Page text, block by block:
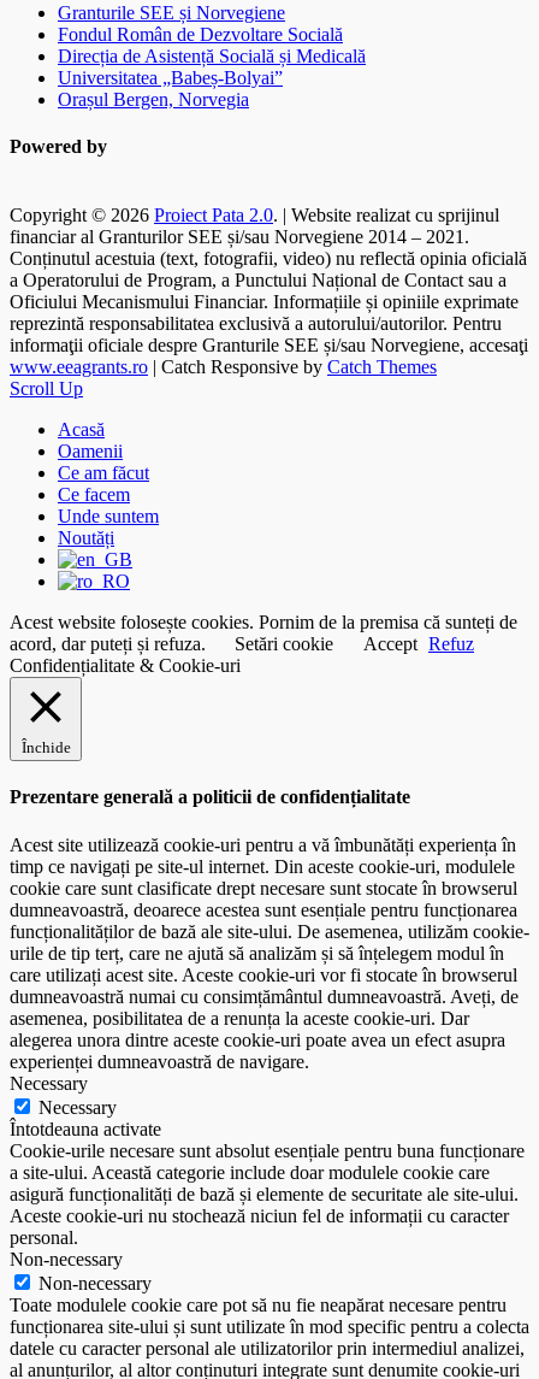
Granturile SEE și Norvegiene
Fondul Român de Dezvoltare Socială
Direcția de Asistență Socială și Medicală
Universitatea „Babeș-Bolyai”
Orașul Bergen, Norvegia
Powered by
Copyright © 2026 Proiect Pata 2.0. | Website realizat cu sprijinul
financiar al Granturilor SEE și/sau Norvegiene 2014 – 2021.
Conținutul acestuia (text, fotografii, video) nu reflectă opinia oficială
a Operatorului de Program, a Punctului Național de Contact sau a
Oficiului Mecanismului Financiar. Informațiile și opiniile exprimate
reprezintă responsabilitatea exclusivă a autorului/autorilor. Pentru
informaţii oficiale despre Granturile SEE și/sau Norvegiene, accesaţi
www.eeagrants.ro | Catch Responsive by Catch Themes
Scroll Up
Acasă
Oamenii
Ce am făcut
Ce facem
Unde suntem
Noutăți
Acest website folosește cookies. Pornim de la premisa că sunteți de
acord, dar puteți și refuza.
Setări cookie Accept Refuz
Confidențialitate & Cookie-uri
Închide
Prezentare generală a politicii de confidențialitate
Acest site utilizează cookie-uri pentru a vă îmbunătăți experiența în
timp ce navigați pe site-ul internet. Din aceste cookie-uri, modulele
cookie care sunt clasificate drept necesare sunt stocate în browserul
dumneavoastră, deoarece acestea sunt esențiale pentru funcționarea
funcționalităților de bază ale site-ului. De asemenea, utilizăm cookie-
urile de tip terț, care ne ajută să analizăm și să înțelegem modul în
care utilizați acest site. Aceste cookie-uri vor fi stocate în browserul
dumneavoastră numai cu consimțământul dumneavoastră. Aveți, de
asemenea, posibilitatea de a renunța la aceste cookie-uri. Dar
alegerea unora dintre aceste cookie-uri poate avea un efect asupra
experienței dumneavoastră de navigare.
Necessary
Necessary
Întotdeauna activate
Cookie-urile necesare sunt absolut esențiale pentru buna funcționare
a site-ului. Această categorie include doar modulele cookie care
asigură funcționalități de bază și elemente de securitate ale site-ului.
Aceste cookie-uri nu stochează niciun fel de informații cu caracter
personal.
Non-necessary
Non-necessary
Toate modulele cookie care pot să nu fie neapărat necesare pentru
funcționarea site-ului și sunt utilizate în mod specific pentru a colecta
datele cu caracter personal ale utilizatorilor prin intermediul analizei,
al anunțurilor, al altor conținuturi integrate sunt denumite cookie-uri